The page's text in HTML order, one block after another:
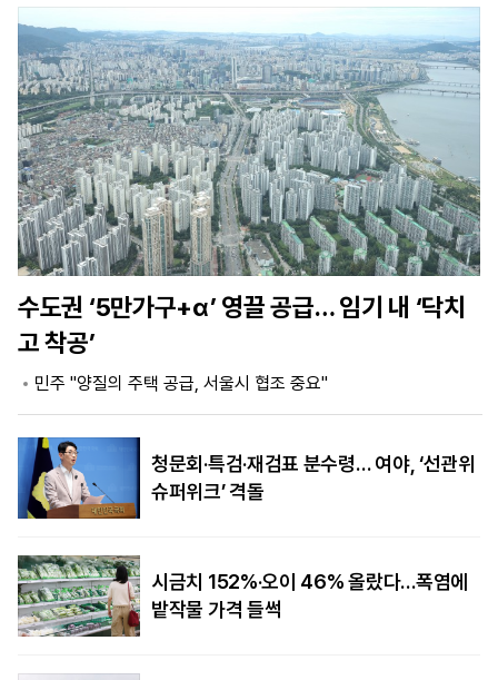
마
켓
파
워
운
세
대
학
동
문
골
프
수도권 ‘5만가구+α’ 영끌 공급… 임기 내 ‘닥치
고 착공’
민주 "양질의 주택 공급, 서울시 협조 중요"
청문회·특검·재검표 분수령… 여야, ‘선관위
슈퍼위크’ 격돌
시금치 152%·오이 46% 올랐다…폭염에
밭작물 가격 들썩